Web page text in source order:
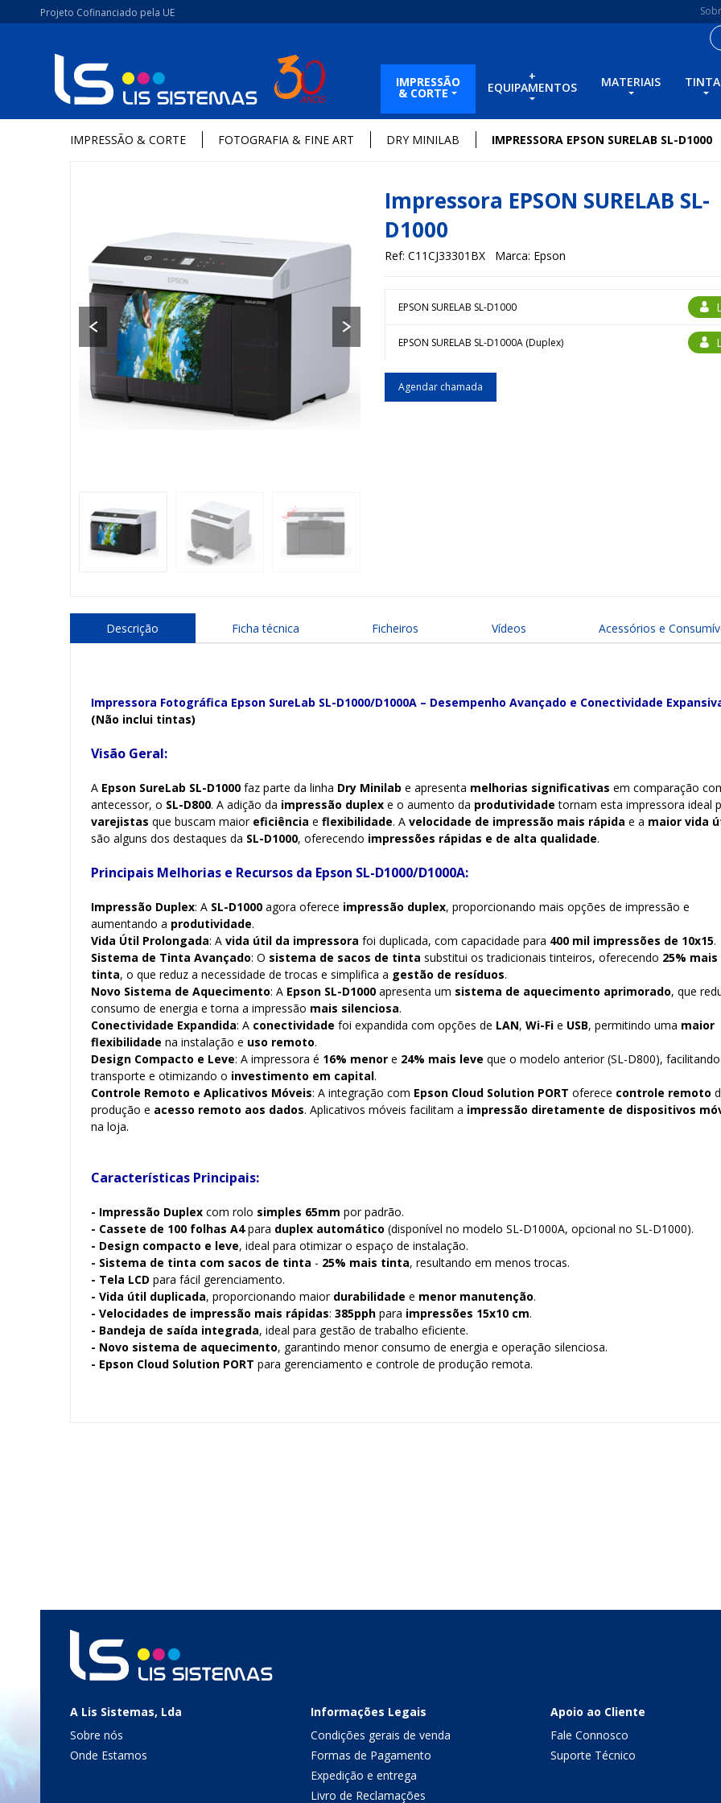
Projeto Cofinanciado pela UE
IMPRESSÃO
& CORTE
+
EQUIPAMENTOS MATERIAIS
IMPRESSÃO & CORTE FOTOGRAFIA & FINE ART DRY MINILAB IMPRESSORA EPSON SURELAB SL-D1000
Impressora EPSON SURELAB SL-
D1000
Ref: C11CJ33301BX Marca: Epson
EPSON SURELAB SL-D1000
EPSON SURELAB SL-D1000A (Duplex)
Agendar chamada
Descrição Ficha técnica Ficheiros Vídeos Acessórios e
Impressora Fotográfica Epson SureLab SL-D1000/D1000A – Desempenho Avançado e Conectividade
(Não inclui tintas)
Visão Geral:
A Epson SureLab SL-D1000 faz parte da linha Dry Minilab e apresenta melhorias significativas em comparação
antecessor, o SL-D800. A adição da impressão duplex e o aumento da produtividade tornam esta impressora ideal
varejistas que buscam maior eficiência e flexibilidade. A velocidade de impressão mais rápida e a maior vida
são alguns dos destaques da SL-D1000, oferecendo impressões rápidas e de alta qualidade.
Principais Melhorias e Recursos da Epson SL-D1000/D1000A:
Impressão Duplex: A SL-D1000 agora oferece impressão duplex, proporcionando mais opções de impressão e
aumentando a produtividade.
Vida Útil Prolongada: A vida útil da impressora foi duplicada, com capacidade para 400 mil impressões de 10x15.
Sistema de Tinta Avançado: O sistema de sacos de tinta substitui os tradicionais tinteiros, oferecendo 25% mais
tinta, o que reduz a necessidade de trocas e simplifica a gestão de resíduos.
Novo Sistema de Aquecimento: A Epson SL-D1000 apresenta um sistema de aquecimento aprimorado, que
consumo de energia e torna a impressão mais silenciosa.
Conectividade Expandida: A conectividade foi expandida com opções de LAN, Wi-Fi e USB, permitindo uma maior
flexibilidade na instalação e uso remoto.
Design Compacto e Leve: A impressora é 16% menor e 24% mais leve que o modelo anterior (SL-D800),
transporte e otimizando o investimento em capital.
Controle Remoto e Aplicativos Móveis: A integração com Epson Cloud Solution PORT oferece controle remoto
produção e acesso remoto aos dados. Aplicativos móveis facilitam a impressão diretamente de dispositivos
na loja.
Características Principais:
- Impressão Duplex com rolo simples 65mm por padrão.
- Cassete de 100 folhas A4para duplex automático (disponível no modelo SL-D1000A, opcional no SL-D1000).
- Design compacto e leve, ideal para otimizar o espaço de instalação.
- Sistema de tinta com sacos de tinta - 25% mais tinta, resultando em menos trocas.
- Tela LCD para fácil gerenciamento.
- Vida útil duplicada, proporcionando maior durabilidade e menor manutenção.
- Velocidades de impressão mais rápidas: 385pph para impressões 15x10 cm.
- Bandeja de saída integrada, ideal para gestão de trabalho eficiente.
- Novo sistema de aquecimento, garantindo menor consumo de energia e operação silenciosa.
- Epson Cloud Solution PORT para gerenciamento e controle de produção remota.
A Lis Sistemas, Lda
Sobre nós
Onde Estamos
Informações Legais
Condições gerais de venda
Formas de Pagamento
Expedição e entrega
Livro de Reclamações
Apoio ao Cliente
Fale Connosco
Suporte Técnico